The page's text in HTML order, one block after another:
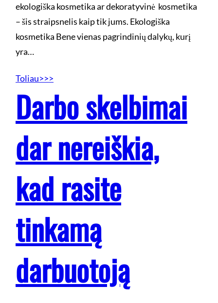
ekologiška kosmetika ar dekoratyvinė kosmetika
– šis straipsnelis kaip tik jums. Ekologiška
kosmetika Bene vienas pagrindinių dalykų, kurį
yra…
Toliau>>>
Darbo skelbimai
dar nereiškia,
kad rasite
tinkamą
darbuotoją